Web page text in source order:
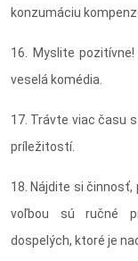
konzumáciu
16. Myslite
veselá komédia.
17. Trávte viac času
príležitostí.
18. Nájdite si činnosť,
voľbou sú ručné
dospelých, ktoré je